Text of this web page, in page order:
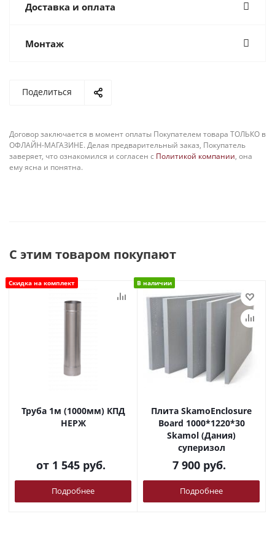
Доставка и оплата
Монтаж
Поделиться
Договор заключается в момент оплаты Покупателем товара ТОЛЬКО в
ОФЛАЙН-МАГАЗИНЕ. Делая предварительный заказ, Покупатель
заверяет, что ознакомился и согласен с Политикой компании, она
ему ясна и понятна.
С этим товаром покупают
Скидка на комплект
Труба 1м (1000мм) КПД
НЕРЖ
от 1 545 руб.
Подробнее
В наличии
Плита SkamoEnclosure
Board 1000*1220*30
Skamol (Дания)
суперизол
7 900 руб.
Подробнее